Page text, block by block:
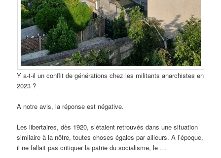
Y a-t-il un conflit de générations chez les militants anarchistes en
2023 ?
A notre avis, la réponse est négative.
Les libertaires, dès 1920, s’étaient retrouvés dans une situation
similaire à la nôtre, toutes choses égales par ailleurs. A l’époque,
il ne fallait pas critiquer la patrie du socialisme, le …